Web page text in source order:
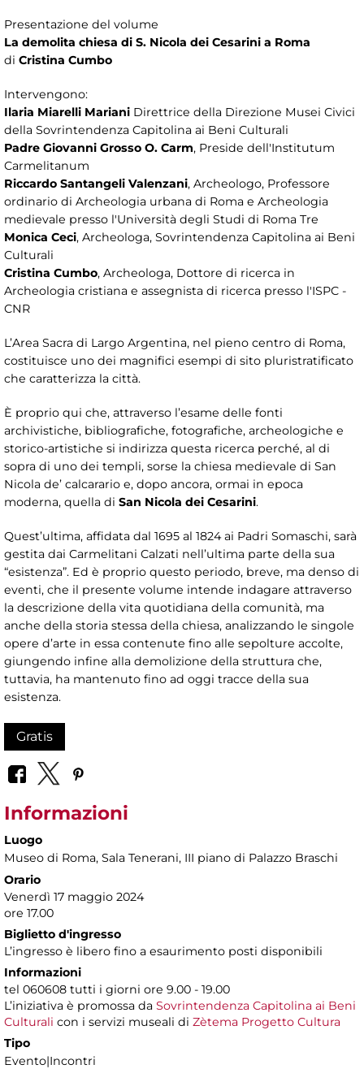
Presentazione del volume
La demolita chiesa di S. Nicola dei Cesarini a Roma
di Cristina Cumbo
Intervengono:
Ilaria Miarelli Mariani Direttrice della Direzione Musei Civici
della Sovrintendenza Capitolina ai Beni Culturali
Padre Giovanni Grosso O. Carm, Preside dell'Institutum
Carmelitanum
Riccardo Santangeli Valenzani, Archeologo, Professore
ordinario di Archeologia urbana di Roma e Archeologia
medievale presso l'Università degli Studi di Roma Tre
Monica Ceci, Archeologa, Sovrintendenza Capitolina ai Beni
Culturali
Cristina Cumbo, Archeologa, Dottore di ricerca in
Archeologia cristiana e assegnista di ricerca presso l'ISPC -
CNR
L’Area Sacra di Largo Argentina, nel pieno centro di Roma,
costituisce uno dei magnifici esempi di sito pluristratificato
che caratterizza la città.
È proprio qui che, attraverso l’esame delle fonti
archivistiche, bibliografiche, fotografiche, archeologiche e
storico-artistiche si indirizza questa ricerca perché, al di
sopra di uno dei templi, sorse la chiesa medievale di San
Nicola de’ calcarario e, dopo ancora, ormai in epoca
moderna, quella di San Nicola dei Cesarini.
Quest’ultima, affidata dal 1695 al 1824 ai Padri Somaschi, sarà
gestita dai Carmelitani Calzati nell’ultima parte della sua
“esistenza”. Ed è proprio questo periodo, breve, ma denso di
eventi, che il presente volume intende indagare attraverso
la descrizione della vita quotidiana della comunità, ma
anche della storia stessa della chiesa, analizzando le singole
opere d’arte in essa contenute fino alle sepolture accolte,
giungendo infine alla demolizione della struttura che,
tuttavia, ha mantenuto fino ad oggi tracce della sua
esistenza.
Gratis
Informazioni
Luogo
Museo di Roma, Sala Tenerani, III piano di Palazzo Braschi
Orario
Venerdì 17 maggio 2024
ore 17.00
Biglietto d'ingresso
L’ingresso è libero fino a esaurimento posti disponibili
Informazioni
tel 060608 tutti i giorni ore 9.00 - 19.00
L’iniziativa è promossa da Sovrintendenza Capitolina ai Beni
Culturali con i servizi museali di Zètema Progetto Cultura
Tipo
Evento|Incontri